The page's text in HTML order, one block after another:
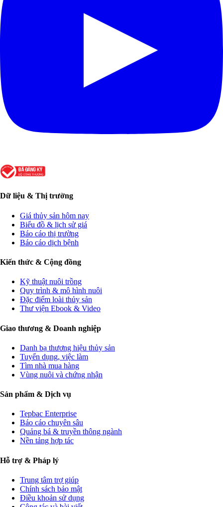
Dữ liệu & Thị trường
Giá thủy sản hôm nay
Biểu đồ & lịch sử giá
Báo cáo thị trường
Báo cáo dịch bệnh
Kiến thức & Cộng đồng
Kỹ thuật nuôi trồng
Quy trình & mô hình nuôi
Đặc điểm loài thủy sản
Thư viện Ebook & Video
Giao thương & Doanh nghiệp
Danh bạ thương hiệu thủy sản
Tuyển dụng, việc làm
Tìm nhà mua hàng
Vùng nuôi và chứng nhận
Sản phẩm & Dịch vụ
Tepbac Enterprise
Báo cáo chuyên sâu
Quảng bá & truyền thông ngành
Nền tảng hợp tác
Hỗ trợ & Pháp lý
Trung tâm trợ giúp
Chính sách bảo mật
Điều khoản sử dụng